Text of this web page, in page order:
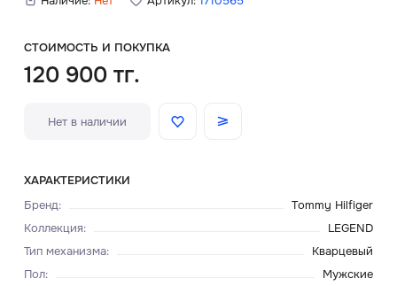
СТОИМОСТЬ И ПОКУПКА
120 900 тг.
Нет в наличии
ХАРАКТЕРИСТИКИ
Бренд:
Tommy Hilfiger
Коллекция:
LEGEND
Тип механизма:
Кварцевый
Пол:
Мужские
Главная
О нас